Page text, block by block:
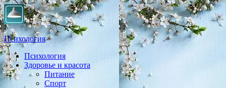
Психология
Практическая психология, личностный рост, экология,
здоровье, воспитание,
Психология
Здоровье и красота
Питание
Спорт